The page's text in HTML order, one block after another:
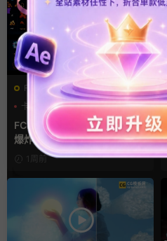
FCPX发生器
卡通模板
图形动画
手绘风
FCPX插件 58组2D手绘Flash
爆炸火焰能量特效
1周前